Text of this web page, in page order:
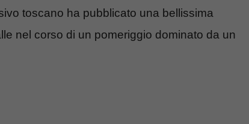
toscano ha pubblicato una bellissima
nel corso di un pomeriggio dominato da un